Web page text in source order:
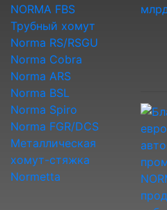
NORMA FBS
Трубный хомут
Norma RS/RSGU
Norma Cobra
Norma ARS
Norma BSL
Norma Spiro
Norma FGR/DCS
Металлическая
хомут-стяжка
Normetta